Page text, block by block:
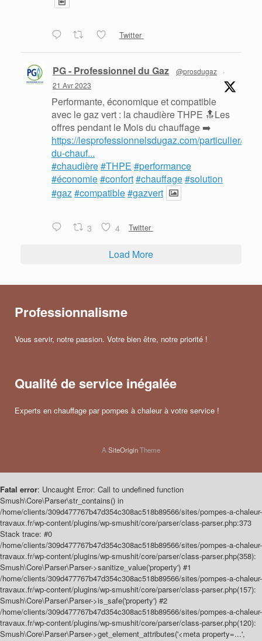
Twitter
PG - Professionnel du Gaz @prosdugaz
·
21 Avr 2023
Performante, économique et compatible
avec le gaz vert : la chaudière THPE 🔝Les
offres pendant le Mois du chauffage ➡️
https://lesprofessionnelsdugaz.com/particulier/
du-chauf...
#chaudière#THPE #performance
#économie#confort#chauffage#solution
#gaz#compatible#gazvert
3 4 Twitter
Load More
Professionnalisme
Vous servir, notre passion. Votre bien être, notre priorité !
Qualité de service inégalée
Experts en chauffage par pompes à chaleur à votre service !
ASiteOriginTheme
Fatal error: Uncaught Error: Call to undefined function
Smush\Core\Parser\str_contains() in
/home/clients/309d477767b47d354c308ac518b89566/sites/pompes-a-chaleur-
travaux.fr/wp-content/plugins/wp-smushit/core/parser/class-parser.php:373
Stack trace: #0
/home/clients/309d477767b47d354c308ac518b89566/sites/pompes-a-chaleur-
travaux.fr/wp-content/plugins/wp-smushit/core/parser/class-parser.php(358):
Smush\Core\Parser\Parser->sanitize_value('property') #1
/home/clients/309d477767b47d354c308ac518b89566/sites/pompes-a-chaleur-
travaux.fr/wp-content/plugins/wp-smushit/core/parser/class-parser.php(157):
Smush\Core\Parser\Parser->is_safe('property') #2
/home/clients/309d477767b47d354c308ac518b89566/sites/pompes-a-chaleur-
travaux.fr/wp-content/plugins/wp-smushit/core/parser/class-parser.php(120):
Smush\Core\Parser\Parser->get_element_attributes('<meta property=...',